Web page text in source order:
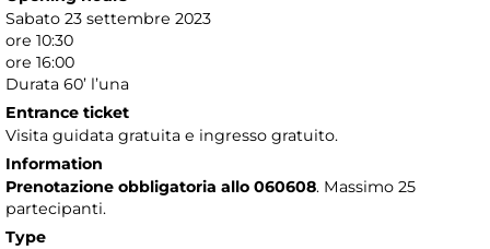
Sabato 23 settembre 2023
ore 10:30
ore 16:00
Durata 60’ l’una
Entrance ticket
Visita guidata gratuita e ingresso gratuito.
Information
Prenotazione obbligatoria allo 060608. Massimo 25
partecipanti.
Type